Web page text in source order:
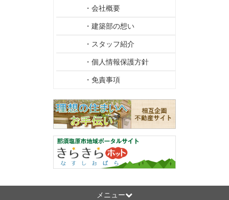
・会社概要
・建築部の想い
・スタッフ紹介
・個人情報保護方針
・免責事項
メニュー